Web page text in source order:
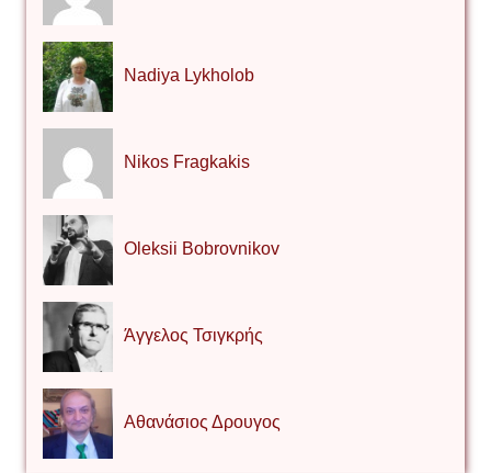
Nadiya Lykholob
Nikos Fragkakis
Oleksii Bobrovnikov
Άγγελος Τσιγκρής
Αθανάσιος Δρουγος